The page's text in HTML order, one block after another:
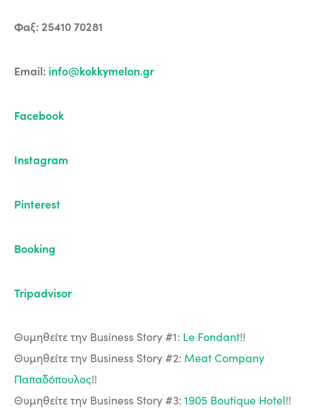
Φαξ: 25410 70281
Email: info@kokkymelon.gr
Facebook
Instagram
Pinterest
Booking
Tripadvisor
Θυμηθείτε την Business Story #1: Le Fondant!!
Θυμηθείτε την Business Story #2: Meat Company
Παπαδόπουλος!!
Θυμηθείτε την Business Story #3: 1905 Boutique Hotel!!